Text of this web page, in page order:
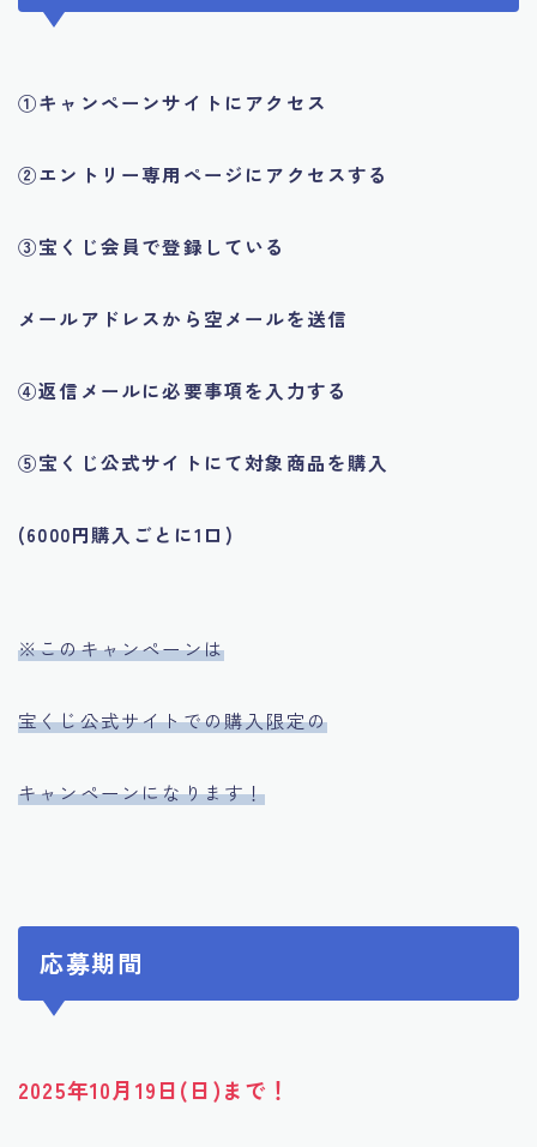
①キャンペーンサイトにアクセス
②エントリー専用ページにアクセスする
③宝くじ会員で登録している
メールアドレスから空メールを送信
④返信メールに必要事項を入力する
⑤宝くじ公式サイトにて対象商品を購入
(6000円購入ごとに1口)
※このキャンペーンは
宝くじ公式サイトでの購入限定の
キャンペーンになります！
応募期間
2025年10月19日(日)まで！